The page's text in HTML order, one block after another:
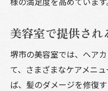
美容室で提供さ
堺市の美容室では、ヘア
て、さまざまなケアメニ
ば、髪のダメージを修復